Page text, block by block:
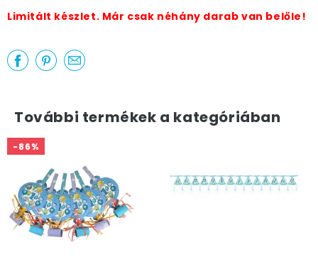
Limitált készlet. Már csak néhány darab van belőle!
További termékek a kategóriában
-86%